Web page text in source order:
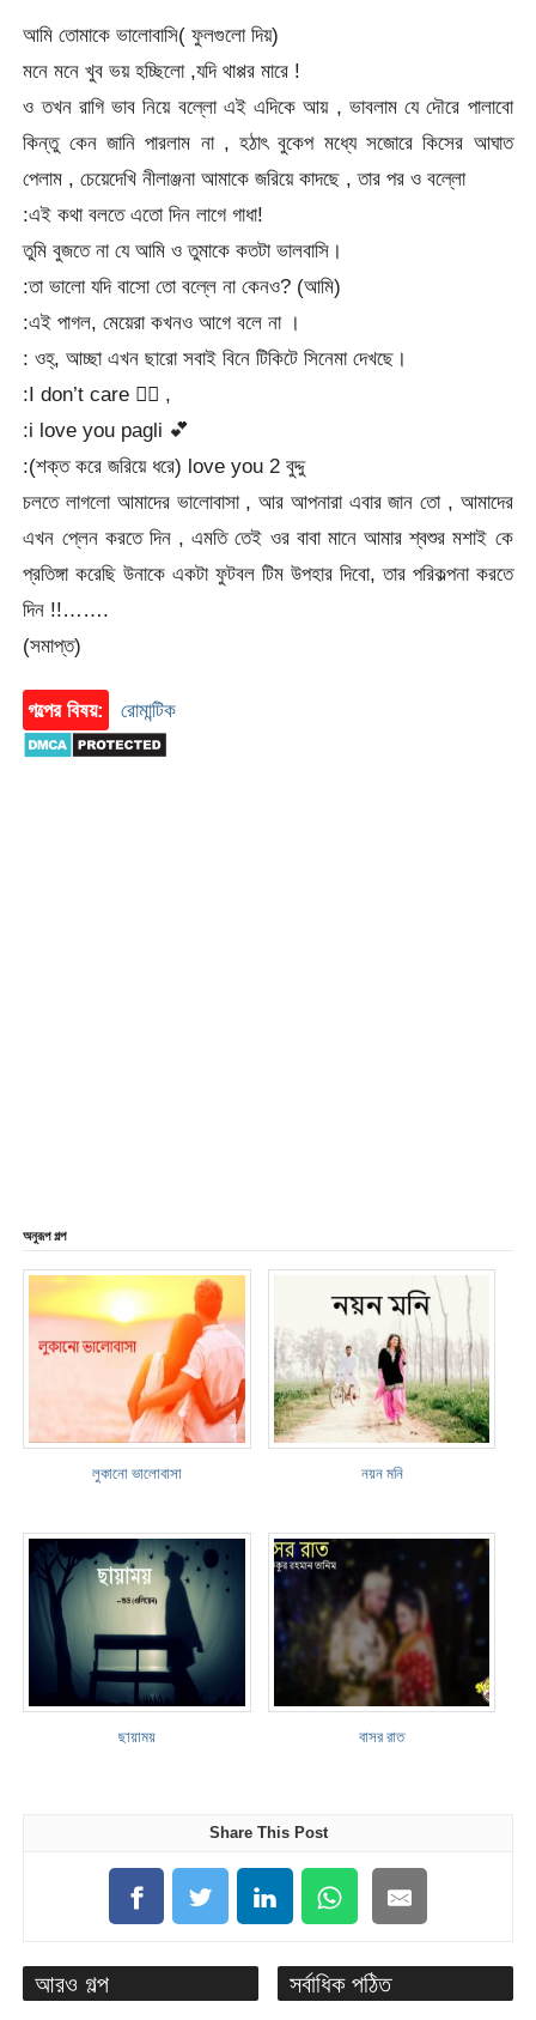
আমি তোমাকে ভালোবাসি( ফুলগুলো দিয়)
মনে মনে খুব ভয় হচ্ছিলো ,যদি থাপ্পর মারে !
ও তখন রাগি ভাব নিয়ে বল্লো এই এদিকে আয় , ভাবলাম যে দৌরে পালাবো
কিন্তু কেন জানি পারলাম না , হঠাৎ বুকেপ মধ্যে সজোরে কিসের আঘাত
পেলাম , চেয়েদেখি নীলাঞ্জনা আমাকে জরিয়ে কাদছে , তার পর ও বল্লো
:এই কথা বলতে এতো দিন লাগে গাধা!
তুমি বুজতে না যে আমি ও তুমাকে কতটা ভালবাসি।
:তা ভালো যদি বাসো তো বল্লে না কেনও? (আমি)
:এই পাগল, মেয়েরা কখনও আগে বলে না ।
: ওহ্, আচ্ছা এখন ছারো সবাই বিনে টিকিটে সিনেমা দেখছে।
:I don’t care 🤷‍♀️ ,
:i love you pagli 💕
:(শক্ত করে জরিয়ে ধরে) love you 2 বুদ্দু
চলতে লাগলো আমাদের ভালোবাসা , আর আপনারা এবার জান তো , আমাদের
এখন প্লেন করতে দিন , এমতি তেই ওর বাবা মানে আমার শ্বশুর মশাই কে
প্রতিঙ্গা করেছি উনাকে একটা ফুটবল টিম উপহার দিবো, তার পরিকল্পনা করতে
দিন !!…….
(সমাপ্ত)
গল্পের বিষয়: রোমান্টিক
অনুরূপ গল্প
লুকানো ভালোবাসা নয়ন মনি
ছায়াময় বাসর রাত
Share This Post
আরও গল্প সর্বাধিক পঠিত